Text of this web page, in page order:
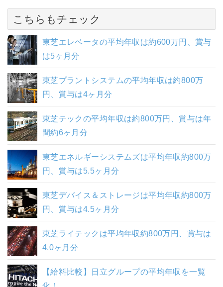
こちらもチェック
東芝エレベータの平均年収は約600万円、賞与
は5ヶ月分
東芝プラントシステムの平均年収は約800万
円、賞与は4ヶ月分
東芝テックの平均年収は約800万円、賞与は年
間約6ヶ月分
東芝エネルギーシステムズは平均年収約800万
円、賞与は5.5ヶ月分
東芝デバイス＆ストレージは平均年収約800万
円、賞与は4.5ヶ月分
東芝ライテックは平均年収約800万円、賞与は
4.0ヶ月分
【給料比較】日立グループの平均年収を一覧